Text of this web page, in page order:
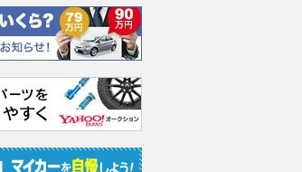
XC 4WD
額
660 XC 4WD
支払総額